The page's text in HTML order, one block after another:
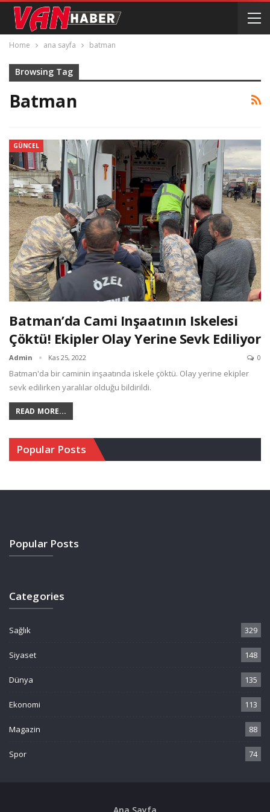
Home ana sayfa batman
Browsing Tag
Batman
GÜNCEL
Batman’da Cami Inşaatının Iskelesi
Çöktü! Ekipler Olay Yerine Sevk Ediliyor
Admin Kas 25, 2022 0
Batman'da bir caminin inşaatında iskele çöktü. Olay yerine ekipler
sevk edilirken yaralılar olduğu bildirildi.
READ MORE...
Popular Posts
Popular Posts
Categories
Sağlık 329
Siyaset 148
Dünya 135
Ekonomi 113
Magazin 88
Spor 74
Ana Sayfa